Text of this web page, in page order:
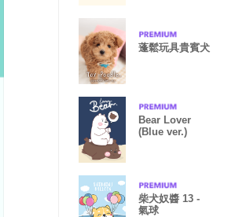
蓬鬆玩具貴賓犬
Bear Lover
(Blue ver.)
柴犬奴醬 13 -
氣球